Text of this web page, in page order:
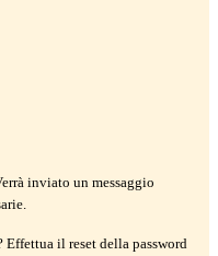
inviato un messaggio
Effettua il reset della password